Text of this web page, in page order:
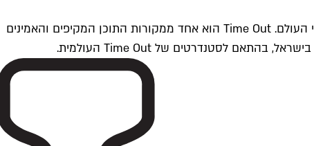
Time Outתל אביב הוא חלק מרשת Time Out Global — רשת מדיה בינלאומית הפועלת ב-360 ערים מרכזיות וב-60 מדינות ברחבי העולם. Time Out הוא אחד ממקורות התוכן המקיפים והאמינים